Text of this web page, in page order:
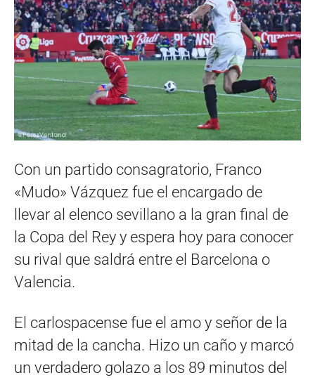
Con un partido consagratorio, Franco
«Mudo» Vázquez fue el encargado de
llevar al elenco sevillano a la gran final de
la Copa del Rey y espera hoy para conocer
su rival que saldrá entre el Barcelona o
Valencia.
El carlospacense fue el amo y señor de la
mitad de la cancha. Hizo un caño y marcó
un verdadero golazo a los 89 minutos del